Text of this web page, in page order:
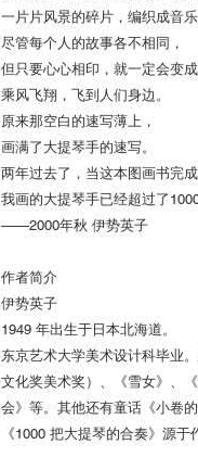
一片片风景的碎片，编织成音
尽管每个人的故事各不相同，
但只要心心相印，就一定会变成
乘风飞翔，飞到人们身边。
原来那空白的速写薄上，
画满了大提琴手的速写。
两年过去了，当这本图画书完成
我画的大提琴手已经超过了1000
——2000年秋 伊势英子
作者简介
伊势英子
1949 年出生于日本北海道。
东京艺术大学美术设计科毕业
文化奖美术奖）、《雪女》、
会》等。其他还有童话《小卷
《1000 把大提琴的合奏》源